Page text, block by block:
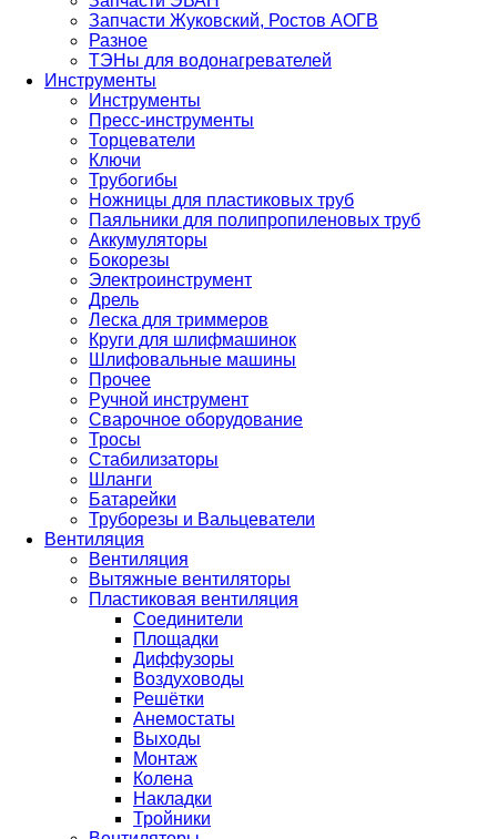
Запчасти Жуковский, Ростов АОГВ
Разное
ТЭНы для водонагревателей
Инструменты
Инструменты
Пресс-инструменты
Торцеватели
Ключи
Трубогибы
Ножницы для пластиковых труб
Паяльники для полипропиленовых труб
Аккумуляторы
Бокорезы
Электроинструмент
Дрель
Леска для триммеров
Круги для шлифмашинок
Шлифовальные машины
Прочее
Ручной инструмент
Сварочное оборудование
Тросы
Стабилизаторы
Шланги
Батарейки
Труборезы и Вальцеватели
Вентиляция
Вентиляция
Вытяжные вентиляторы
Пластиковая вентиляция
Соединители
Площадки
Диффузоры
Воздуховоды
Решётки
Анемостаты
Выходы
Монтаж
Колена
Накладки
Тройники